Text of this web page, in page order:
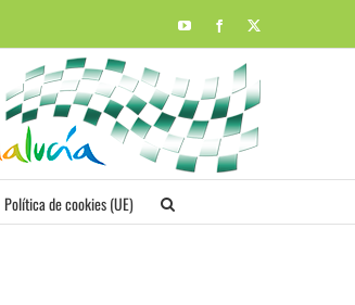
YouTubeFacebook
Política de cookies (UE)